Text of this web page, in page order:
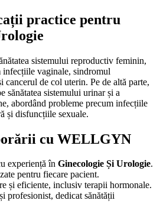
practice pentru
sistemului reproductiv feminin,
vaginale, sindromul
cancerul de col uterin. Pe de altă parte,
sănătatea sistemului urinar și a
abordând probleme precum infecțiile
și disfuncțiile sexuale.
cu WELLGYN
experiență în Ginecologie Și Urologie.
pentru fiecare pacient.
și eficiente, inclusiv terapii hormonale.
profesionist, dedicat sănătății